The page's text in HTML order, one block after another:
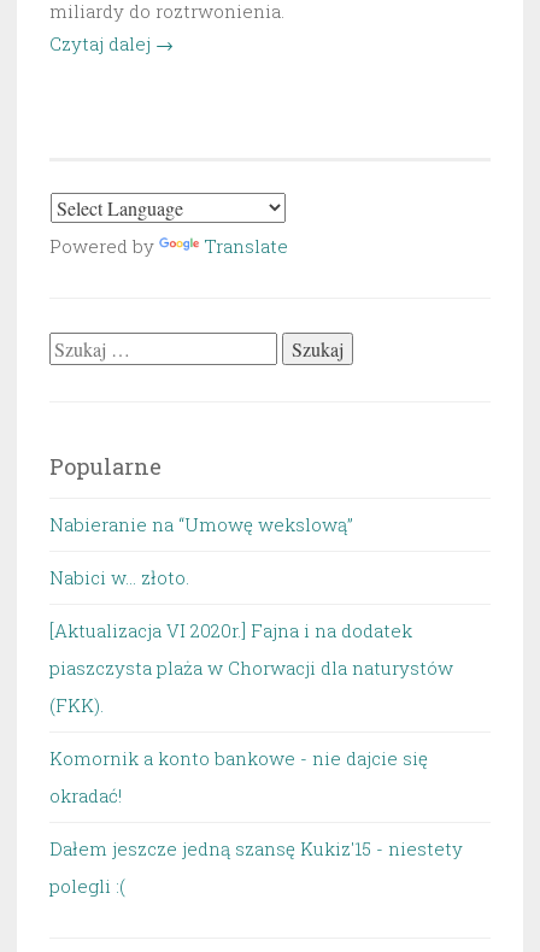
miliardy do roztrwonienia.
Czytaj dalej „Rzekomy
nie
dajmy
siebie
idiotów!”
→
Powered by Translate
Szukaj:
Popularne
Nabieranie na “Umowę wekslową”
Nabici w... złoto.
[Aktualizacja VI 2020r.] Fajna i na dodatek
piaszczysta plaża w Chorwacji dla naturystów
(FKK).
Komornik a konto bankowe - nie dajcie się
okradać!
Dałem jeszcze jedną szansę Kukiz'15 - niestety
polegli :(